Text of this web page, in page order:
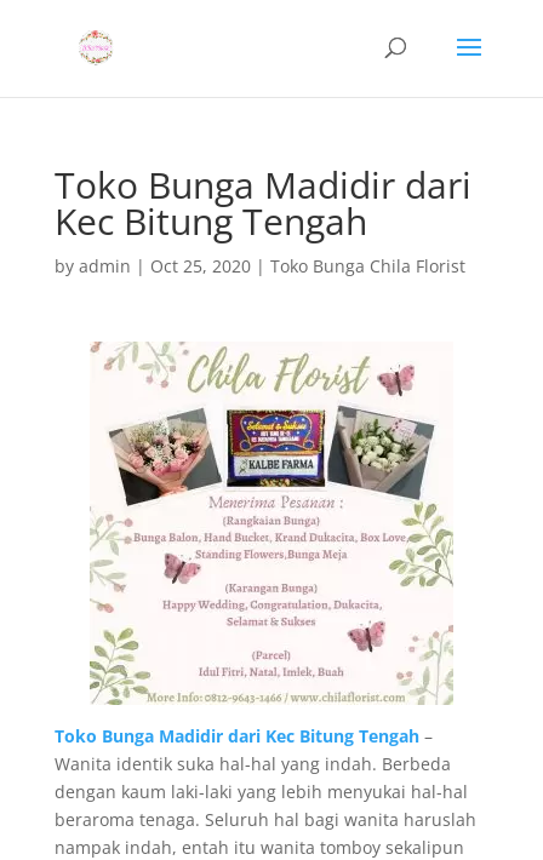
Toko Bunga Madidir dari
Kec Bitung Tengah
by admin | Oct 25, 2020| Toko Bunga Chila Florist
Toko Bunga Madidir dari Kec Bitung Tengah–
Wanita identik suka hal-hal yang indah. Berbeda
dengan kaum laki-laki yang lebih menyukai hal-hal
beraroma tenaga. Seluruh hal bagi wanita haruslah
nampak indah, entah itu wanita tomboy sekalipun